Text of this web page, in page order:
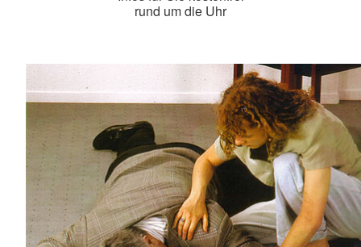
rund um die Uhr